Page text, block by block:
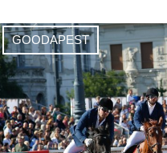
GOODAPEST